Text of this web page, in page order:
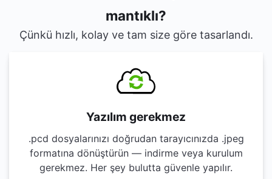
mantıklı?
Çünkü hızlı, kolay ve tam size göre tasarlandı.
Yazılım gerekmez
.pcd dosyalarınızı doğrudan tarayıcınızda .jpeg
formatına dönüştürün — indirme veya kurulum
gerekmez. Her şey bulutta güvenle yapılır.